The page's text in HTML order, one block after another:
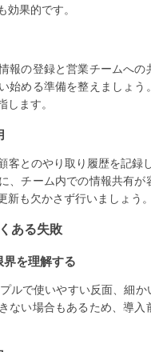
果的です。
報の登録と営業チームへ
始める準備を整えましょ
ます。
客とのやり取り履歴を記
、チーム内での情報共有
新も欠かさず行いましょう。
ある失敗
を理解する
ルで使いやすい反面、細
ない場合もあるため、導